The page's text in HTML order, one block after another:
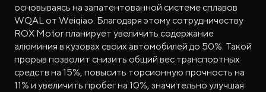
основываясь на запатентованной системе сплавов
WQAL от Weiqiao. Благодаря этому сотрудничеству
ROX Motor планирует увеличить содержание
алюминия в кузовах своих автомобилей до 50%. Такой
прорыв позволит снизить общий вес транспортных
средств на 15%, повысить торсионную прочность на
11% и увеличить пробег на 10%, значительно улучшая